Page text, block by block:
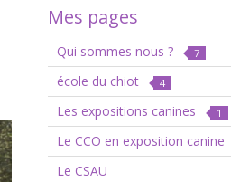
Mes pages
Qui sommes nous ? 7
école du chiot 4
Les expositions canines 1
Le CCO en exposition canine
Le CSAU